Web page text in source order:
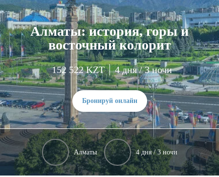
Алматы: история, горы и
восточный колорит
152 522 KZT 4 дня / 3 ночи
Бронируй онлайн
Алматы 4 дня / 3 ночи